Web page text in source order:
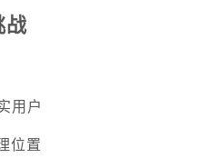
战
用户
位置